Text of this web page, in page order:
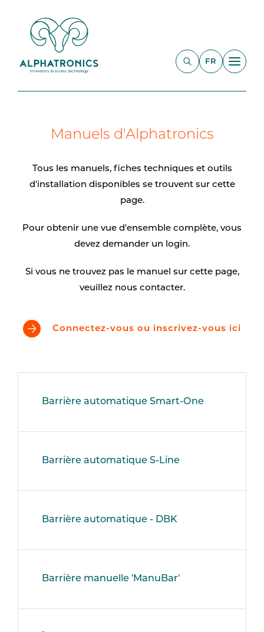
FR
Manuels d'Alphatronics
Tous les manuels, fiches techniques et outils
d'installation disponibles se trouvent sur cette
page.
Pour obtenir une vue d'ensemble complète, vous
devez demander un login.
Si vous ne trouvez pas le manuel sur cette page,
veuillez nous contacter.
Connectez-vous ou inscrivez-vous ici
Barrière automatique Smart-One
Barrière automatique S-Line
Barrière automatique - DBK
Barrière manuelle 'ManuBar'